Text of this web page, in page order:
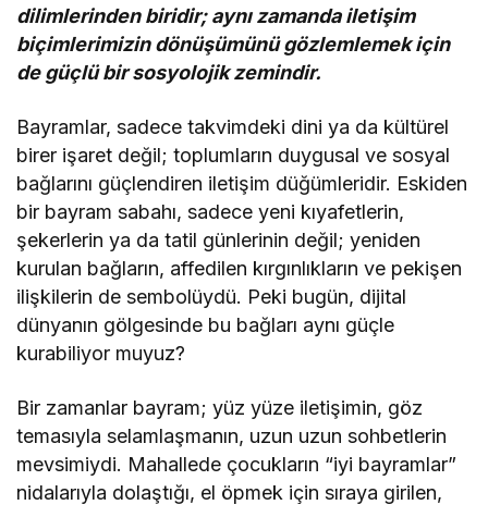
dilimlerinden biridir; aynı zamanda iletişim
biçimlerimizin dönüşümünü gözlemlemek için
de güçlü bir sosyolojik zemindir.
Bayramlar, sadece takvimdeki dini ya da kültürel
birer işaret değil; toplumların duygusal ve sosyal
bağlarını güçlendiren iletişim düğümleridir. Eskiden
bir bayram sabahı, sadece yeni kıyafetlerin,
şekerlerin ya da tatil günlerinin değil; yeniden
kurulan bağların, affedilen kırgınlıkların ve pekişen
ilişkilerin de sembolüydü. Peki bugün, dijital
dünyanın gölgesinde bu bağları aynı güçle
kurabiliyor muyuz?
Bir zamanlar bayram; yüz yüze iletişimin, göz
temasıyla selamlaşmanın, uzun uzun sohbetlerin
mevsimiydi. Mahallede çocukların “iyi bayramlar”
nidalarıyla dolaştığı, el öpmek için sıraya girilen,